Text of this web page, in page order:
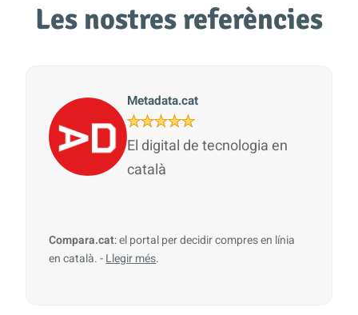
Les nostres referències
Compara.cat: el portal per decidir compres en línia
en català. -Llegir més.
Metadata.cat
El digital de tecnologia en
català